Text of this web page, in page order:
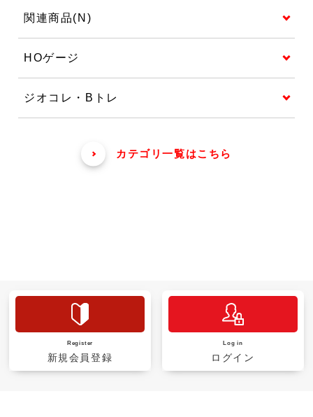
関連商品(N)
HOゲージ
ジオコレ・Bトレ
カテゴリ一覧はこちら
Register
新規会員登録
Log in
ログイン